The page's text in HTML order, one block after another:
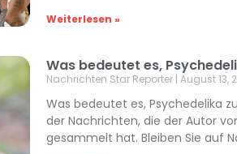
Weiterlesen »
Was bedeutet es,
Nachrichten Star Reporter August 13,
Was bedeutet es, Psychedelika
der Nachrichten, die der Autor
gesammelt hat. Bleiben Sie auf